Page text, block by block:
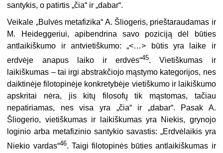
santykis, o patirtis „čia“ ir „dabar“.
Veikale „Bulvės metafizika“ A. Šliogeris, prieštaraudamas ir
M. Heideggeriui, apibendrina savo poziciją dėl būties
antlaikiškumo ir antvietiškumo: „<…> būtis yra laike ir
erdvėje anapus laiko ir erdvės“45. Vietiškumas ir
laikiškumas – tai irgi abstrakčiojo mąstymo kategorijos, nes
daiktinėje filotopinėje konkretybėje vietiškumo ir laikiškumo
apskritai nėra, jis kitų filosofų tik mąstomas, tačiau
nepatiriamas, nes visa yra „čia“ ir „dabar“. Pasak A.
Šliogerio, vietiškumas ir laikiškumas yra Niekis, grynojo
loginio arba metafizinio santykio savastis: „Erdvėlaikis yra
Niekio vardas“46. Taigi filotopinės būties antlaikiškumas ir